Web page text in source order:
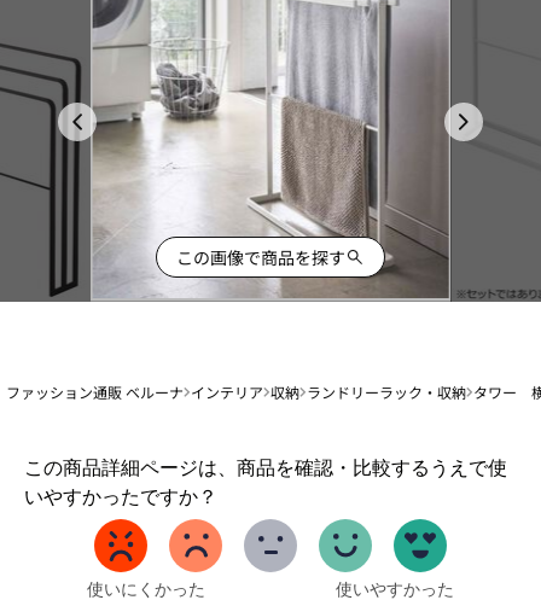
この画像で商品を探す
ファッション通販 ベルーナ インテリア 収納 ランドリーラック・収納 タワー
この商品詳細ページは、商品を確認・比較するうえで使
いやすかったですか？
1
か
使いにくかった 使いやすかった